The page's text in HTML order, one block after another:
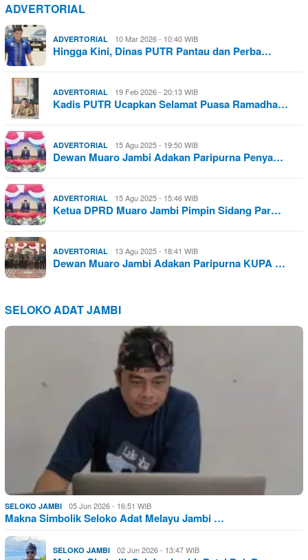
ADVERTORIAL
ADVERTORIAL 10 Mar 2026 - 10:40 WIB
Hingga Kini, Dinas PUTR Pantau dan Perba…
ADVERTORIAL 19 Feb 2026 - 20:13 WIB
Kadis PUTR Ucapkan Selamat Puasa Ramadha…
ADVERTORIAL 15 Agu 2025 - 19:50 WIB
Dewan Muaro Jambi Adakan Paripurna Penya…
ADVERTORIAL 15 Agu 2025 - 15:46 WIB
Ketua DPRD Muaro Jambi Pimpin Sidang Par…
ADVERTORIAL 13 Agu 2025 - 18:41 WIB
Dewan Muaro Jambi Adakan Paripurna KUPA …
SELOKO ADAT JAMBI
SELOKO JAMBI 05 Jun 2026 - 16:51 WIB
Makna Simbolik Seloko Adat Melayu Jambi …
SELOKO JAMBI 02 Jun 2026 - 13:47 WIB